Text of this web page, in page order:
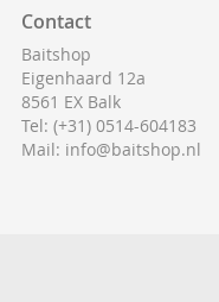
Contact
Baitshop
Eigenhaard 12a
8561 EX Balk
Tel: (+31) 0514-604183
Mail: info@baitshop.nl